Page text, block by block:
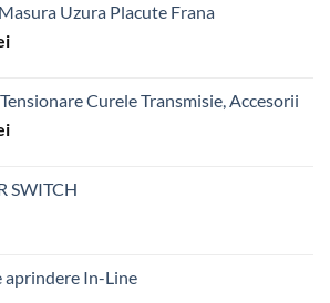
Uzura Placute Frana
Curele Transmisie, Accesorii
SWITCH
aprindere In-Line